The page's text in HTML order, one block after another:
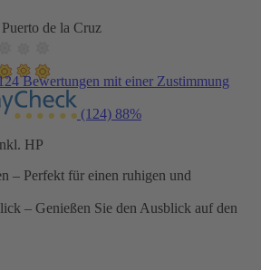
de la Cruz
Bewertungen mit einer Zustimmung
(124) 88%
HP
– Perfekt für einen ruhigen und
– Genießen Sie den Ausblick auf den